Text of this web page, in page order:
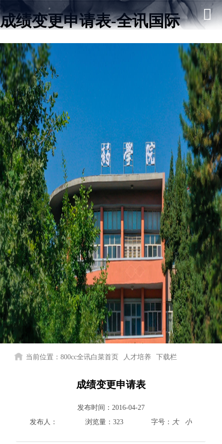
成绩变更申请表-全讯国际
800cc全讯白菜首页
当前位置：800cc全讯白菜首页 人才培养 下载栏
成绩变更申请表
发布时间： 2016-04-27
发布人：
浏览量：323 字号： 大 小